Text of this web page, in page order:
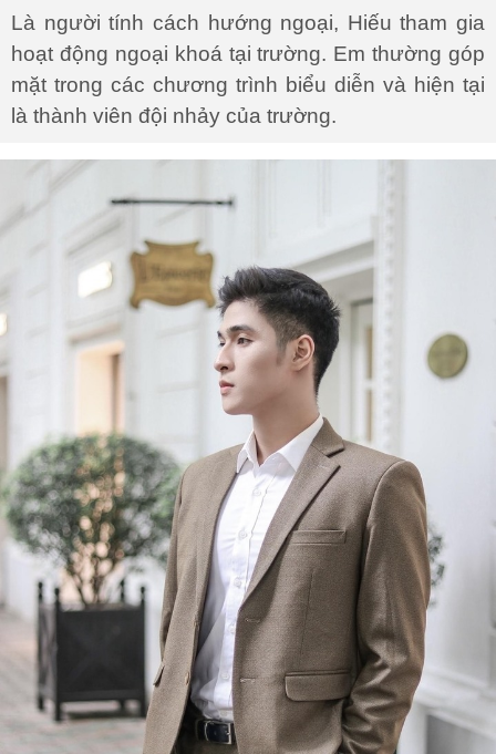
Là người tính cách hướng ngoại, Hiếu tham gia
hoạt động ngoại khoá tại trường. Em thường góp
mặt trong các chương trình biểu diễn và hiện tại
là thành viên đội nhảy của trường.